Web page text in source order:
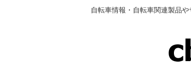
自転車情報・自転車関連製品